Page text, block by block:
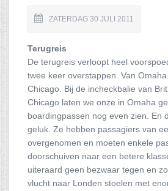
ZATERDAG 30 JULI 2011
Terugreis
De terugreis verloopt heel
twee keer overstappen. Van
Chicago. Bij de incheckbalie van
Chicago laten we onze in Omaha
boardingpassen nog even zien. En
geluk. Ze hebben passagiers van
overgenomen en moeten enkele
doorschuiven naar een betere
uiteraard geen bezwaar tegen en
vlucht naar Londen stoelen met